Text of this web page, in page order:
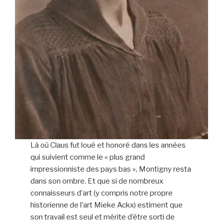
Là où Claus fut loué et honoré dans les années
qui suivient comme le « plus grand
impressionniste des pays bas », Montigny resta
dans son ombre. Et que si de nombreux
connaisseurs d’art (y compris notre propre
historienne de l’art Mieke Ackx) estiment que
son travail est seul et mérite d’être sorti de